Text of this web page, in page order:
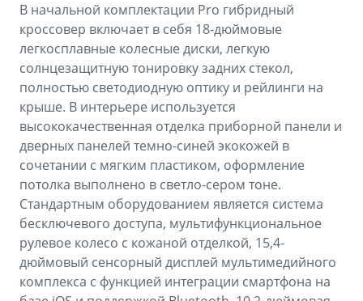
В начальной комплектации Pro гибридный
кроссовер включает в себя 18-дюймовые
легкосплавные колесные диски, легкую
солнцезащитную тонировку задних стекол,
полностью светодиодную оптику и рейлинги на
крыше. В интерьере используется
высококачественная отделка приборной панели и
дверных панелей темно-синей экокожей в
сочетании с мягким пластиком, оформление
потолка выполнено в светло-сером тоне.
Стандартным оборудованием является система
бесключевого доступа, мультифункциональное
рулевое колесо с кожаной отделкой, 15,4-
дюймовый сенсорный дисплей мультимедийного
комплекса с функцией интеграции смартфона на